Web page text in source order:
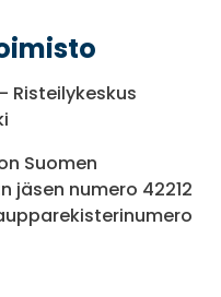
Risteilykeskus
Suomen
numero 42212